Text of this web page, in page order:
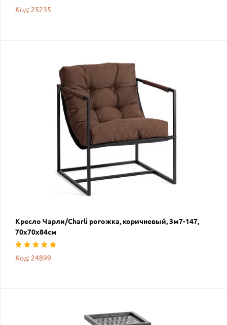
Код: 25235
Кресло Чарли/Charli рогожка, коричневый, 3м7-147,
70х70х84см
Код: 24899